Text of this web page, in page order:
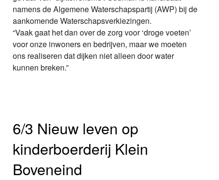
namens de Algemene Waterschapspartij (AWP) bij de
aankomende Waterschapsverkiezingen.
“Vaak gaat het dan over de zorg voor ‘droge voeten’
voor onze inwoners en bedrijven, maar we moeten
ons realiseren dat dijken niet alleen door water
kunnen breken.”
6/3 Nieuw leven op
kinderboerderij Klein
Boveneind